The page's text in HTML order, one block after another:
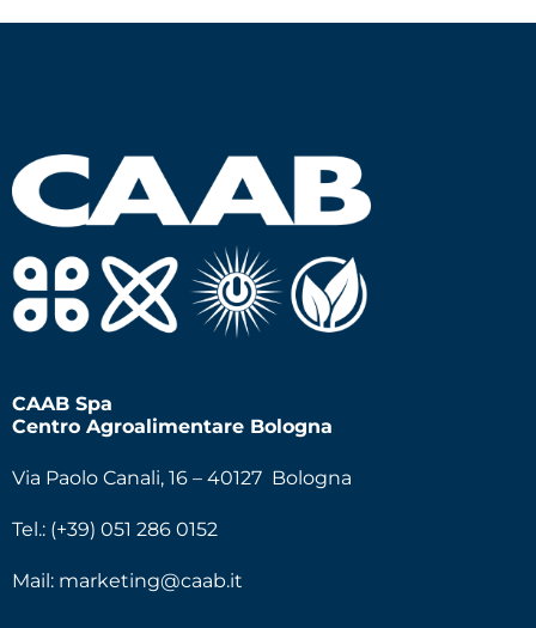
CAAB Spa
Centro Agroalimentare Bologna
Via Paolo Canali, 16 – 40127 Bologna
Tel.: (+39) 051 286 0152
Mail: marketing@caab.it